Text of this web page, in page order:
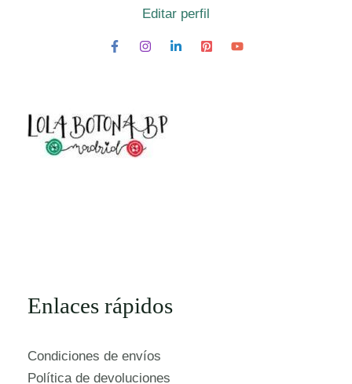
Editar perfil
Enlaces rápidos
Condiciones de envíos
Política de devoluciones